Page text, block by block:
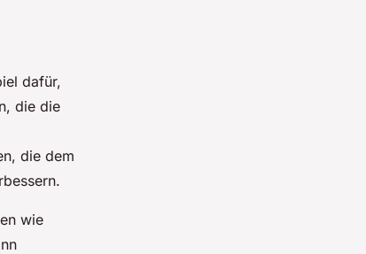
dafür,
die die
die dem
wie